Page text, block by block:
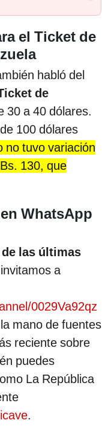
el Ticket de
habló del
de
30 a 40 dólares.
100 dólares
no tuvo variación
130, que
WhatsApp
las últimas
a
0029Va92qz
mano de fuentes
reciente sobre
puedes
La República
.